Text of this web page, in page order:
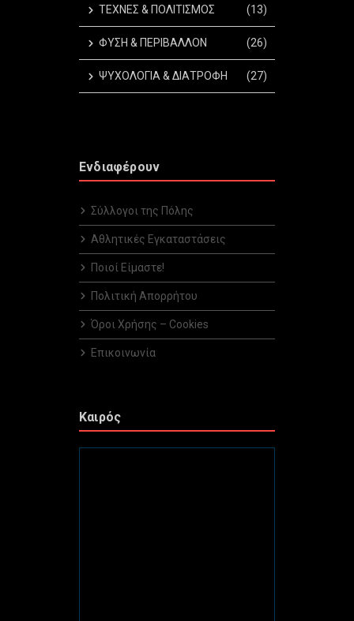
ΤΕΧΝΕΣ & ΠΟΛΙΤΙΣΜΟΣ (13)
ΦΥΣΗ & ΠΕΡΙΒΑΛΛΟΝ (26)
ΨΥΧΟΛΟΓΙΑ & ΔΙΑΤΡΟΦΗ (27)
Ενδιαφέρουν
Σύλλογοι της Πόλης
Αθλητικές Εγκαταστάσεις
Ποιοί Είμαστε!
Πολιτική Απορρήτου
Όροι Χρήσης – Cookies
Επικοινωνία
Καιρός